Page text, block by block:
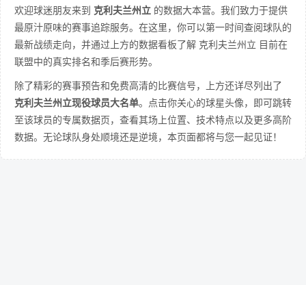
欢迎球迷朋友来到 克利夫兰州立 的数据大本营。我们致力于提供
最原汁原味的赛事追踪服务。在这里，你可以第一时间查阅球队的
最新战绩走向，并通过上方的数据看板了解 克利夫兰州立 目前在
联盟中的真实排名和季后赛形势。
除了精彩的赛事预告和免费高清的比赛信号，上方还详尽列出了
克利夫兰州立现役球员大名单。点击你关心的球星头像，即可跳转
至该球员的专属数据页，查看其场上位置、技术特点以及更多高阶
数据。无论球队身处顺境还是逆境，本页面都将与您一起见证！